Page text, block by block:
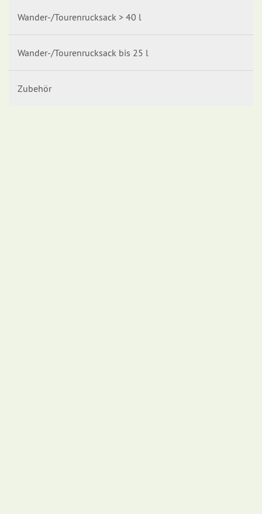
Wander-/Tourenrucksack > 40 l
Wander-/Tourenrucksack bis 25 l
Zubehör